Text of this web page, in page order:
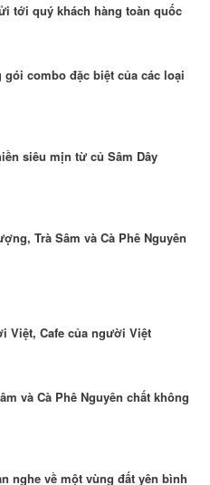
tới quý khách hàng toàn quốc
combo đặc biệt của các loại
siêu mịn từ củ Sâm Dây
Trà Sâm và Cà Phê Nguyên
Việt, Cafe của người Việt
và Cà Phê Nguyên chất không
nghe về một vùng đất yên bình